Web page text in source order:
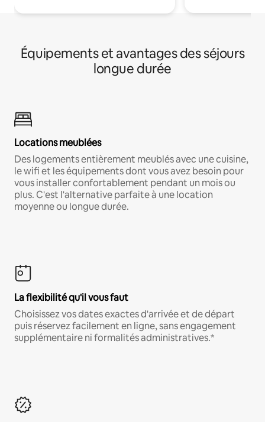
Équipements et avantages des séjours
longue durée
Locations meublées
Des logements entièrement meublés avec une cuisine,
le wifi et les équipements dont vous avez besoin pour
vous installer confortablement pendant un mois ou
plus. C'est l'alternative parfaite à une location
moyenne ou longue durée.
La flexibilité qu'il vous faut
Choisissez vos dates exactes d'arrivée et de départ
puis réservez facilement en ligne, sans engagement
supplémentaire ni formalités administratives.*